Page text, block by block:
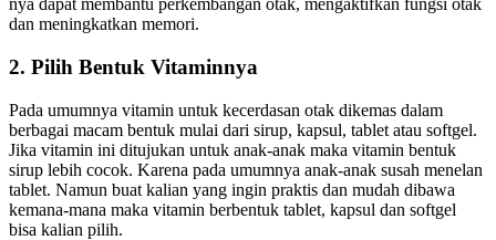
nya dapat membantu perkembangan otak, mengaktifkan fungsi otak
dan meningkatkan memori.
2. Pilih Bentuk Vitaminnya
Pada umumnya vitamin untuk kecerdasan otak dikemas dalam
berbagai macam bentuk mulai dari sirup, kapsul, tablet atau softgel.
Jika vitamin ini ditujukan untuk anak-anak maka vitamin bentuk
sirup lebih cocok. Karena pada umumnya anak-anak susah menelan
tablet. Namun buat kalian yang ingin praktis dan mudah dibawa
kemana-mana maka vitamin berbentuk tablet, kapsul dan softgel
bisa kalian pilih.